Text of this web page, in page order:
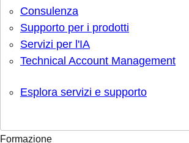
Consulenza
Supporto per i prodotti
Servizi per l'IA
Technical Account Management
Esplora servizi e supporto
Formazione